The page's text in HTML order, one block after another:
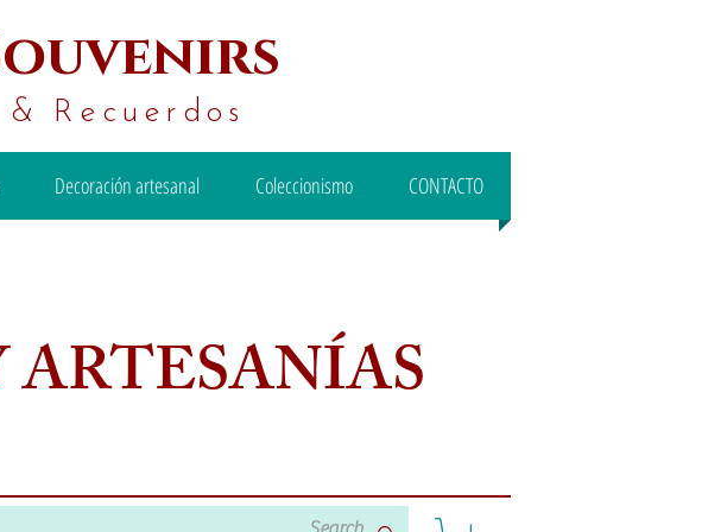
Recuerdos
Decoración artesanal Coleccionismo CONTACTO
ARTESANÍAS